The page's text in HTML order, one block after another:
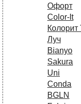
Офорт
Сolor-It
Колорит
Луч
Bianyo
Sakura
Uni
Conda
BGLN